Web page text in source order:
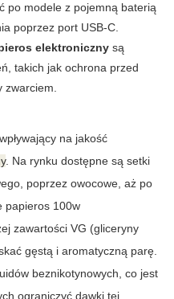
po modele z pojemną baterią
poprzez port USB-C.
elektroniczny są
takich jak ochrona przed
zwarciem.
na jakość
. Na rynku dostępne są setki
poprzez owocowe, aż po
papieros 100w
zawartości VG (gliceryny
gęstą i aromatyczną parę.
beznikotynowych, co jest
ograniczyć dawki tej